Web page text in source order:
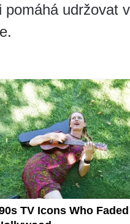
udržovat